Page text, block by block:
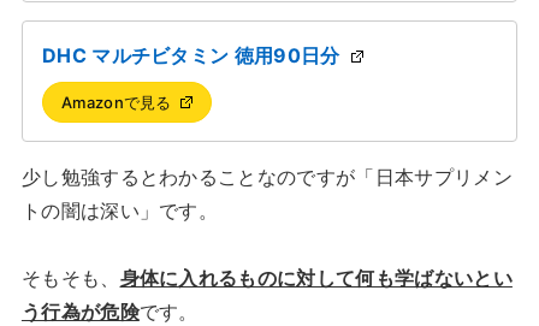
DHC マルチビタミン 徳用90日分
Amazonで見る
少し勉強するとわかることなのですが「日本サプリメン
トの闇は深い」です。
そもそも、 身体に入れるものに対して何も学ばないとい
う行為が危険です。